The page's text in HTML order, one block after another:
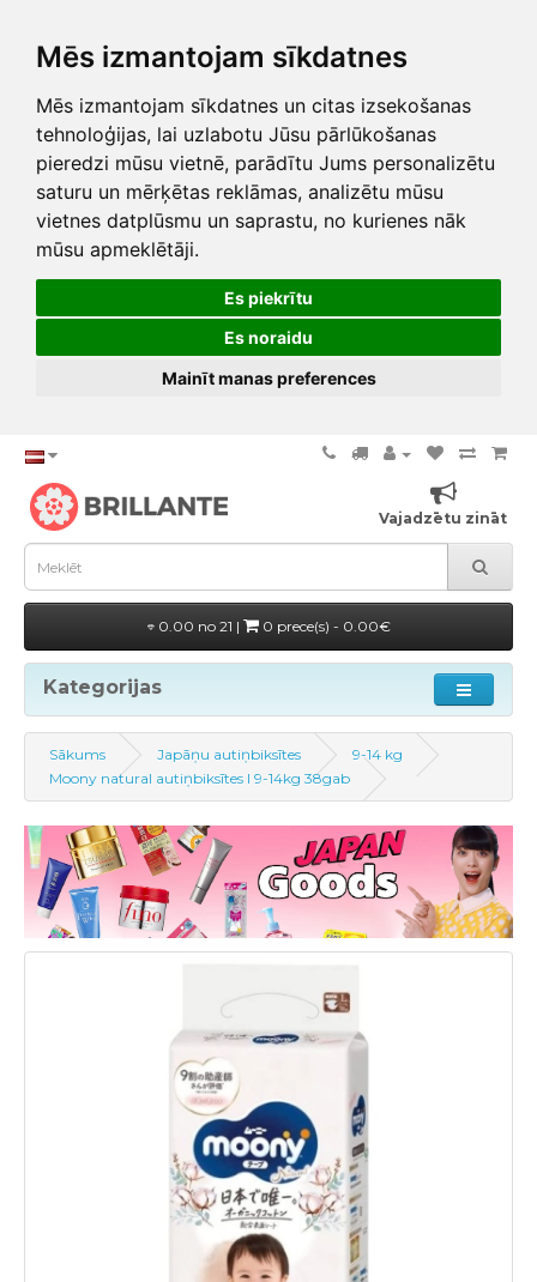
Mēs izmantojam sīkdatnes
Mēs izmantojam sīkdatnes un citas izsekošanas
tehnoloģijas, lai uzlabotu Jūsu pārlūkošanas
pieredzi mūsu vietnē, parādītu Jums personalizētu
saturu un mērķētas reklāmas, analizētu mūsu
vietnes datplūsmu un saprastu, no kurienes nāk
mūsu apmeklētāji.
Es piekrītu
Es noraidu
Mainīt manas preferences
Vajadzētu zināt
0.00 no 21 | 0 prece(s) - 0.00€
Kategorijas
Sākums Japāņu autiņbiksītes
9-14 kg
Moony natural autiņbiksītes l 9-14kg 38gab